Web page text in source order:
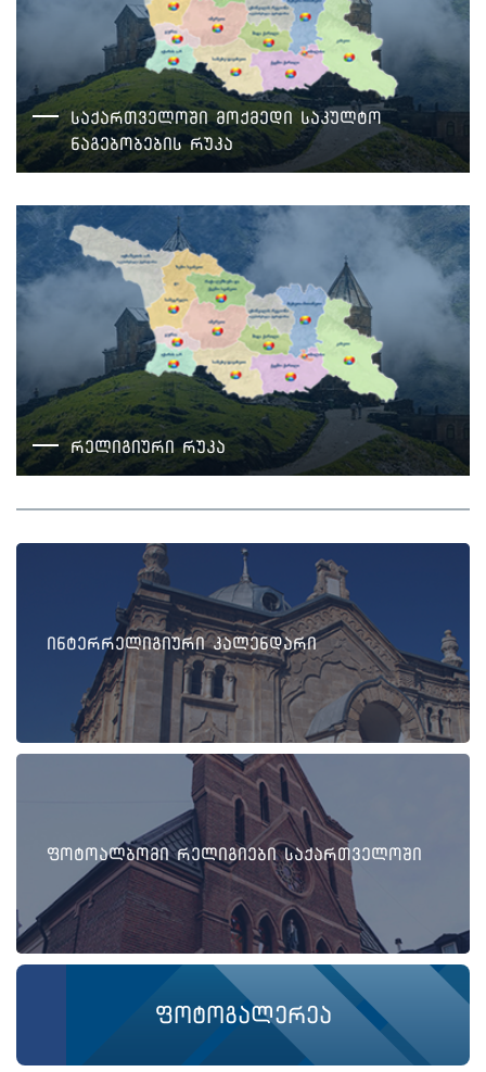
საქართველოში მოქმედი საკულტო
ნაგებობების რუკა
რელიგიური რუკა
ინტერრელიგიური კალენდარი
ფოტოალბომი რელიგიები საქართველოში
ფოტოგალერეა